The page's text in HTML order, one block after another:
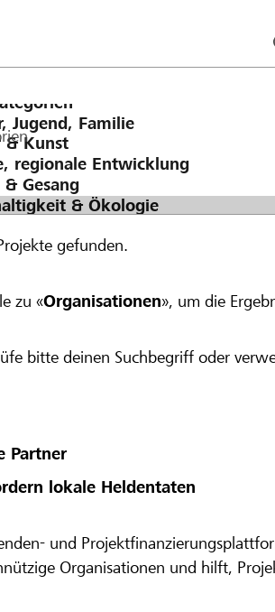
gefunden.
zu «Organisationen», um die
bitte deinen Suchbegriff oder
Partner
lokale Heldentaten
und
Organisationen und hilft,